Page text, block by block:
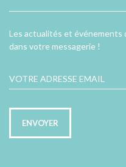
Les actualités et événements
dans votre messagerie !
ENVOYER